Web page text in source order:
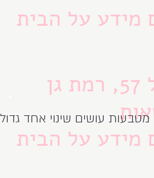
מידע על הבית
מידע על הבית
מטבעות עושים שינוי אחד גדול